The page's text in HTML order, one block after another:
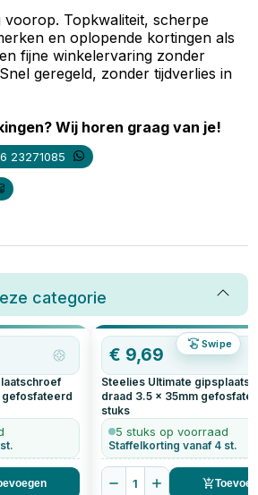
voorop. Topkwaliteit, scherpe
en oplopende kortingen als
fijne winkelervaring zonder
geregeld, zonder tijdverlies in
Wij horen graag van je!
23271085
categorie
Swipe
gefosfateerd
€ 9,69
Steelies Ultimate
draad 3.5 x 35mm
stuks
5 stuks op voorraad
Staffelkorting vanaf 4 st.
1